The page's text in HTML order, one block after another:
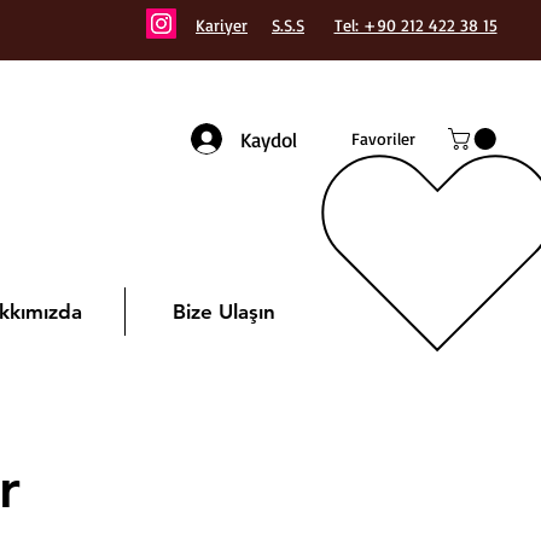
Kariyer S.S.S Tel: +90 212 422 38 15
Kaydol Favoriler
Bize Ulaşın